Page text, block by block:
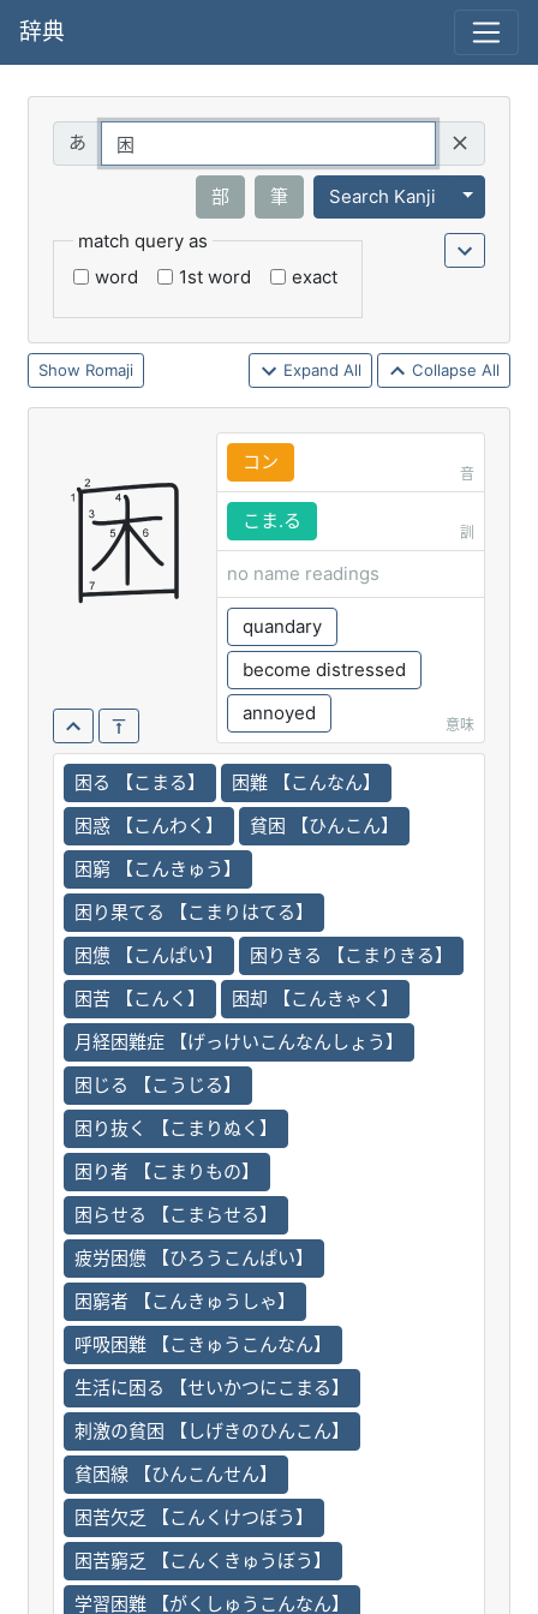
辞典
部 筆 Search Kanji
Toggle
match query as
word
1st word exact
Romaji Expand All Collapse All
困 コン
音
こま.る
訓
no name readings
quandary
become distressed
annoyed
意味
困る 【こまる】
困難 【こんなん】
困惑 【こんわく】
貧困 【ひんこん】
困窮 【こんきゅう】
困り果てる 【こまりはてる】
困憊 【こんぱい】
困りきる 【こまりきる】
困苦 【こんく】
困却 【こんきゃく】
月経困難症 【げっけいこんなんしょう】
困じる 【こうじる】
困り抜く 【こまりぬく】
困り者 【こまりもの】
困らせる 【こまらせる】
疲労困憊 【ひろうこんぱい】
困窮者 【こんきゅうしゃ】
呼吸困難 【こきゅうこんなん】
生活に困る 【せいかつにこまる】
刺激の貧困 【しげきのひんこん】
貧困線 【ひんこんせん】
困苦欠乏 【こんくけつぼう】
困苦窮乏 【こんくきゅうぼう】
学習困難 【がくしゅうこんなん】